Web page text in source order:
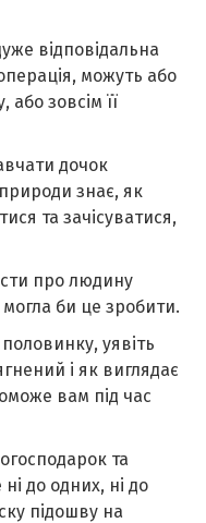
відповідальна
можуть або
зовсім її
дочок
знає, як
та зачісуватися,
про людину
би це зробити.
уявіть
і як виглядає
вам під час
та
до одних, ні до
підошву на